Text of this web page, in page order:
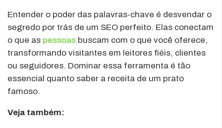
Entender o poder das palavras-chave é desvendar o
segredo por trás de um SEO perfeito. Elas conectam
o que as pessoas buscam com o que você oferece,
transformando visitantes em leitores fiéis, clientes
ou seguidores. Dominar essa ferramenta é tão
essencial quanto saber a receita de um prato
famoso.
Veja também: